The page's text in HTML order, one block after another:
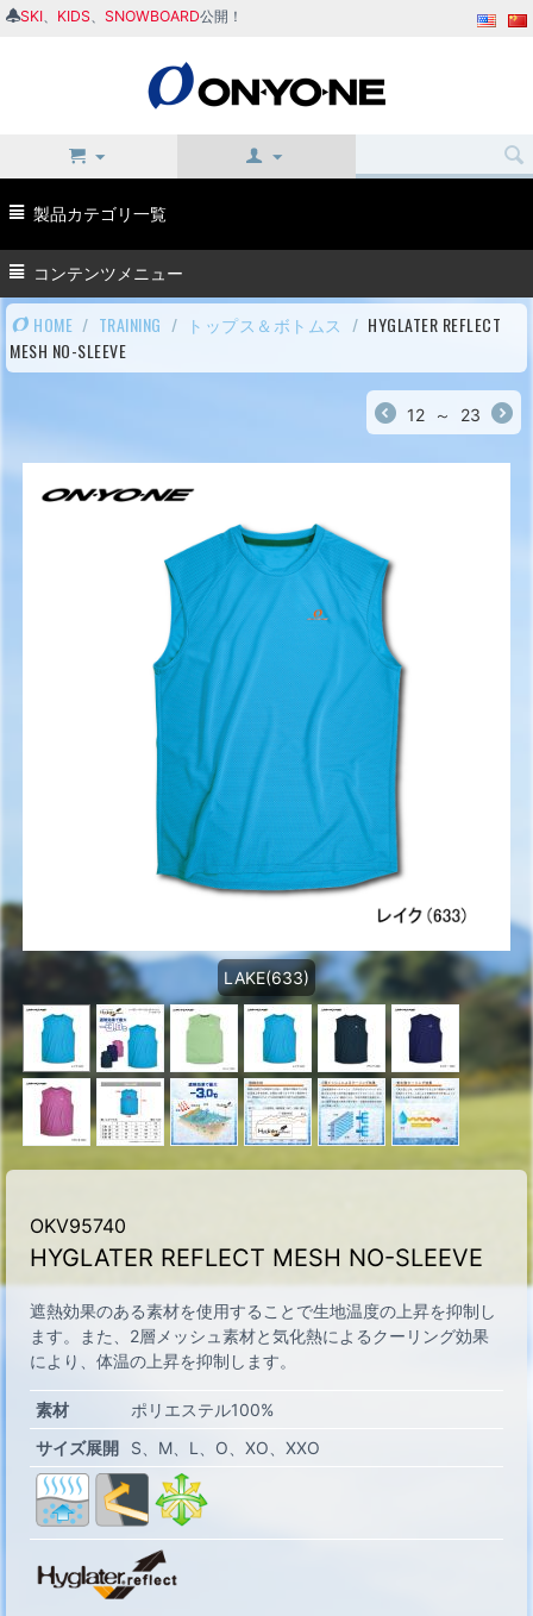
SKI KIDS SNOWBOARD公開！
製品カテゴリ一覧
コンテンツメニュー
HOME / TRAINING / トップス＆ボトムス / HYGLATER REFLECT
MESH NO-SLEEVE
12 ～ 23
LAKE(633)
OKV95740
HYGLATER REFLECT MESH NO-SLEEVE
遮熱効果のある素材を使用することで生地温度の上昇を抑制し
ます。また、2層メッシュ素材と気化熱によるクーリング効果
により、体温の上昇を抑制します。
素材
ポリエステル100%
サイズ展開
S M L O XO XXO